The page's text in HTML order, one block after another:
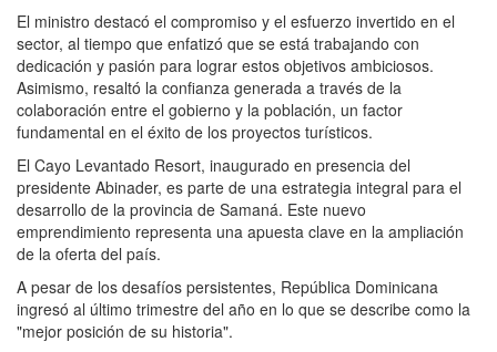
El ministro destacó el compromiso y el esfuerzo invertido en el
sector, al tiempo que enfatizó que se está trabajando con
dedicación y pasión para lograr estos objetivos ambiciosos.
Asimismo, resaltó la confianza generada a través de la
colaboración entre el gobierno y la población, un factor
fundamental en el éxito de los proyectos turísticos.
El Cayo Levantado Resort, inaugurado en presencia del
presidente Abinader, es parte de una estrategia integral para el
desarrollo de la provincia de Samaná. Este nuevo
emprendimiento representa una apuesta clave en la ampliación
de la oferta del país.
A pesar de los desafíos persistentes, República Dominicana
ingresó al último trimestre del año en lo que se describe como la
"mejor posición de su historia".